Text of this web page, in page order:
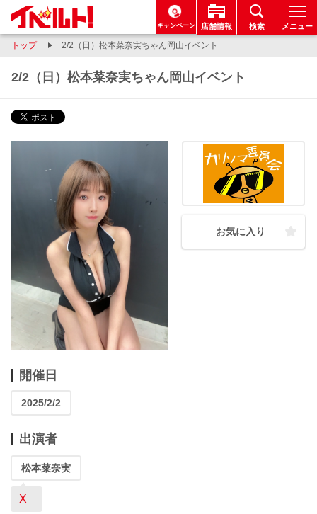
キャンペーン 店舗情報 検索 メニュー
トップ 2/2（日）松本菜奈実ちゃん岡山イベント
2/2（日）松本菜奈実ちゃん岡山イベント
お気に入り
開催日
2025/2/2
出演者
松本菜奈実
X